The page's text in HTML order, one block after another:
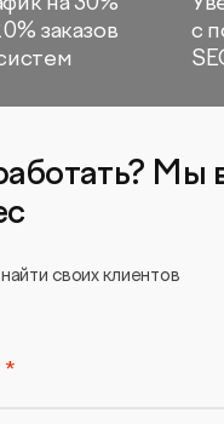
заказов
с
Мы
своих клиентов